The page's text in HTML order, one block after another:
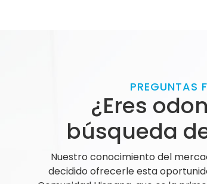
PREGUNTAS
¿Eres
búsqueda
Nuestro conocimiento del
decidido ofrecerle esta